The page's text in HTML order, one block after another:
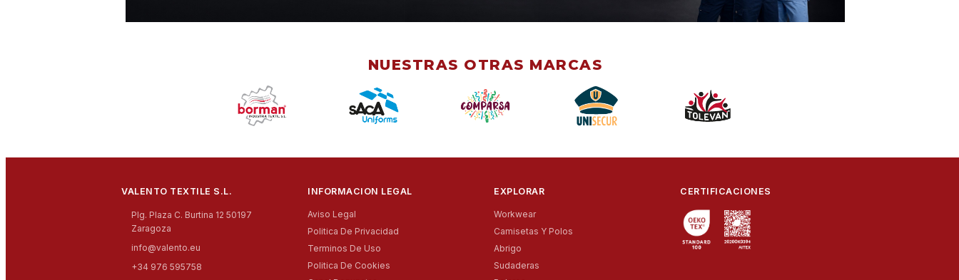
NUESTRAS OTRAS MARCAS
VALENTO TEXTILE S.L.
Plg. Plaza C. Burtina 12 50197
Zaragoza
info@valento.eu
+34 976 595758
INFORMACION LEGAL
Aviso Legal
Politica De Privacidad
Terminos De Uso
Politica De Cookies
EXPLORAR
Workwear
Camisetas Y Polos
Abrigo
Sudaderas
CERTIFICACIONES